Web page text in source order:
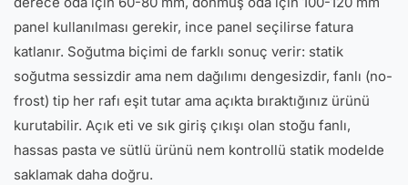
panel kullanılması gerekir, ince panel seçilirse fatura
katlanır. Soğutma biçimi de farklı sonuç verir: statik
soğutma sessizdir ama nem dağılımı dengesizdir, fanlı (no-
frost) tip her rafı eşit tutar ama açıkta bıraktığınız ürünü
kurutabilir. Açık eti ve sık giriş çıkışı olan stoğu fanlı,
hassas pasta ve sütlü ürünü nem kontrollü statik modelde
saklamak daha doğru.